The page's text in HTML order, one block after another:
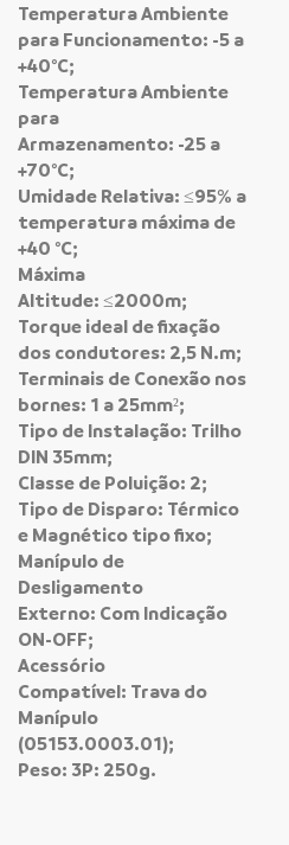
Temperatura Ambiente
para Funcionamento: -5 a
+40°C;
Temperatura Ambiente
para
Armazenamento: -25 a
+70°C;
Umidade Relativa: ≤95% a
temperatura máxima de
+40 °C;
Máxima
Altitude: ≤2000m;
Torque ideal de fixação
dos condutores: 2,5 N.m;
Terminais de Conexão nos
bornes: 1 a 25mm²;
Tipo de Instalação: Trilho
DIN 35mm;
Classe de Poluição: 2;
Tipo de Disparo: Térmico
e Magnético tipo fixo;
Manípulo de
Desligamento
Externo: Com Indicação
ON-OFF;
Acessório
Compatível: Trava do
Manípulo
(05153.0003.01);
Peso: 3P: 250g.